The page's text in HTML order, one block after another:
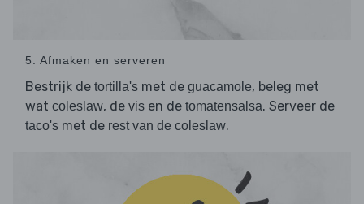
5. Afmaken en serveren
Bestrijk de tortilla's met de guacamole, beleg met
wat coleslaw, de vis en de tomatensalsa. Serveer de
taco's met de rest van de coleslaw.